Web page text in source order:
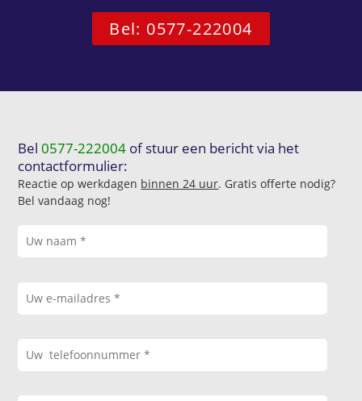
Bel: 0577-222004
Bel0577-222004 of stuur een bericht via het
contactformulier:
Reactie op werkdagen binnen 24 uur. Gratis offerte nodig?
Bel vandaag nog!